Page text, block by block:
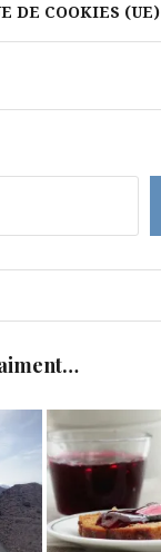
DE COOKIES (UE)